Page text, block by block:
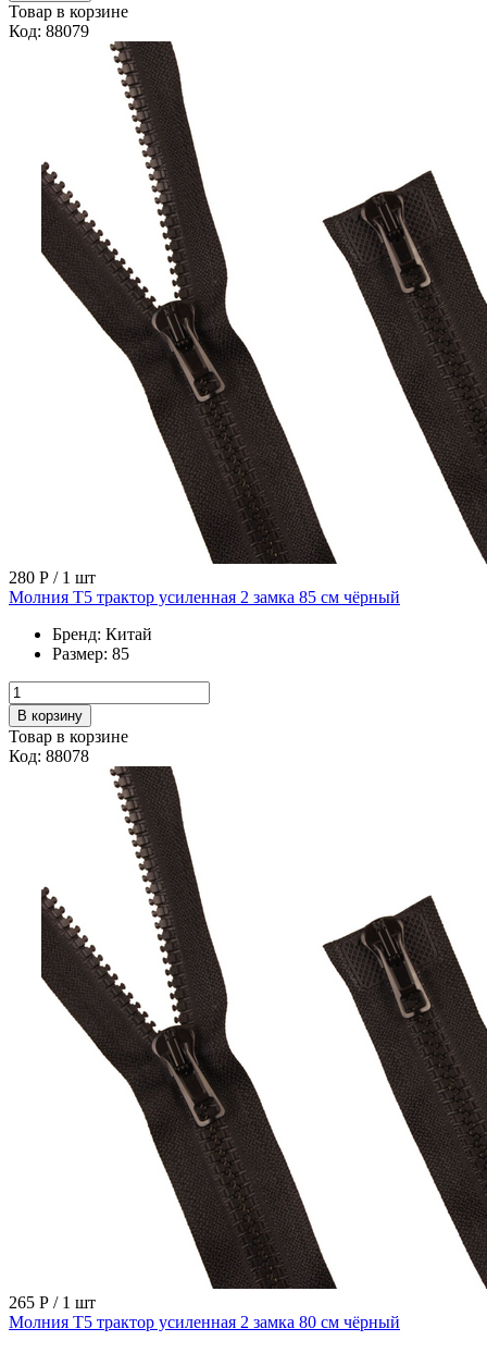
Товар в корзине
Код: 88079
280 Р / 1 шт
Молния Т5 трактор усиленная 2 замка 85 см чёрный
Бренд: Китай
Размер: 85
В корзину
Товар в корзине
Код: 88078
265 Р / 1 шт
Молния Т5 трактор усиленная 2 замка 80 см чёрный